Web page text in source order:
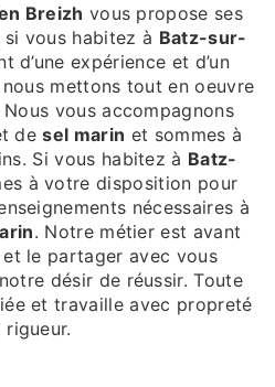
Breizh vous propose ses
si vous habitez à Batz-sur-
d’une expérience et d’un
mettons tout en oeuvre
vous accompagnons
desel marin et sommes à
Si vous habitez à Batz-
à votre disposition pour
nécessaires à
. Notre métier est avant
le partager avec vous
désir de réussir. Toute
et travaille avec propreté
rigueur.